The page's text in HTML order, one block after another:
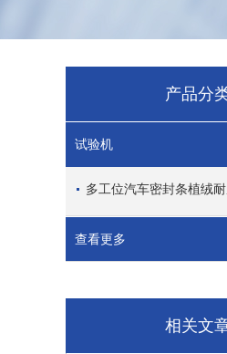
产品分
试验机
多工位汽车密封条植绒
查看更多
相关文